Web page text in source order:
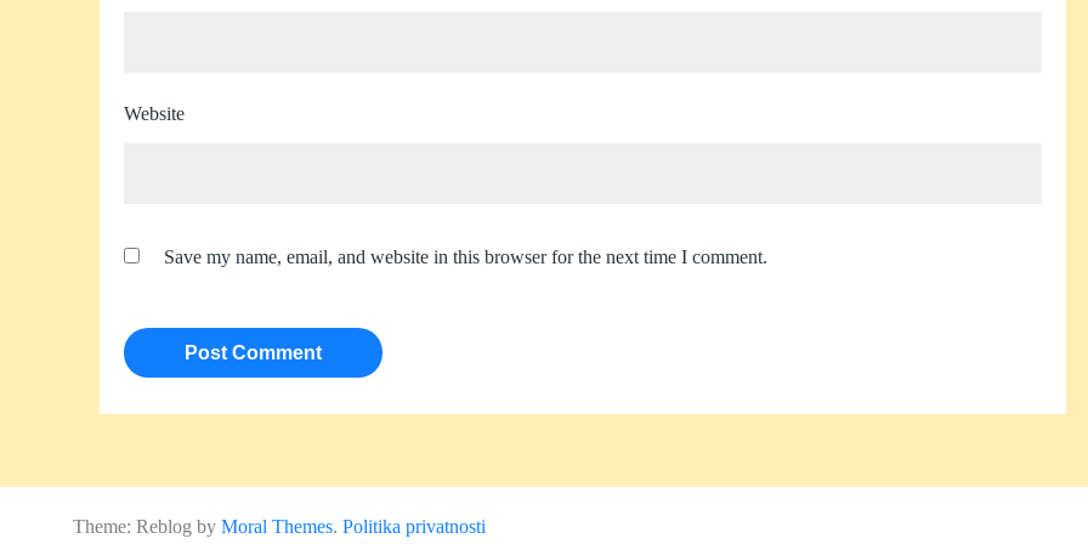
Website
Save my name, email, and website in this browser for the next time I comment.
Theme: Reblog by Moral Themes. Politika privatnosti